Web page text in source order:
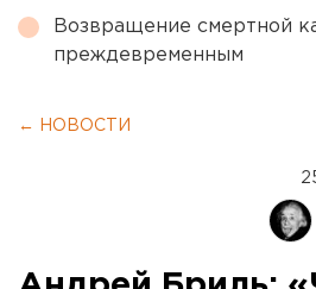
Возвращение смертной
преждевременным
← НОВОСТИ